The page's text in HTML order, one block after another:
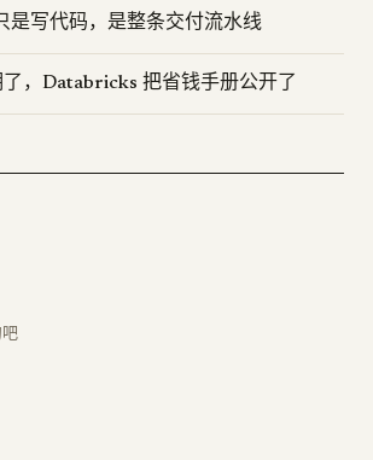
是写代码，是整条交付流水线
，Databricks 把省钱手册公开了